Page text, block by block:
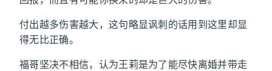
付出越多伤害越大，这句略显讽刺的话用到这里却显
得无比正确。
福哥坚决不相信，认为王莉是为了能尽快离婚并带走